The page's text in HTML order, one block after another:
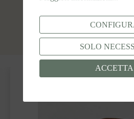
PANETTONE DAL
glutine pensata per la
Recensioni
SOLO
ACCETTA